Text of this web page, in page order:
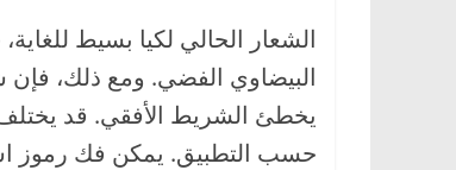
الشعار الحالي لكيا بسيط
يخطئ الشريط الأفقي. قد يختلف
حسب التطبيق. يمكن فك رموز